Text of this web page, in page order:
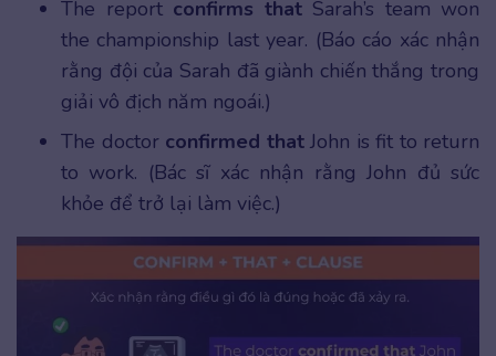
The report confirms that Sarah’s team won
the championship last year. (Báo cáo xác nhận
rằng đội của Sarah đã giành chiến thắng trong
giải vô địch năm ngoái.)
The doctor confirmed that John is fit to return
to work. (Bác sĩ xác nhận rằng John đủ sức
khỏe để trở lại làm việc.)